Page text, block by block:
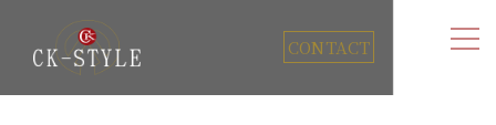
CONTACT